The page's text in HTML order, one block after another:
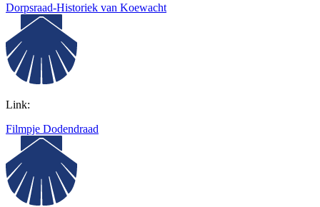
Dorpsraad-Historiek van Koewacht
Link:
Filmpje Dodendraad